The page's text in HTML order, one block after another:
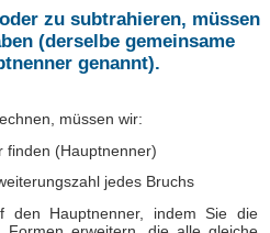
zu subtrahieren, müssen
(derselbe gemeinsame
genannt).
müssen wir:
finden (Hauptnenner)
jedes Bruchs
Hauptnenner, indem Sie die